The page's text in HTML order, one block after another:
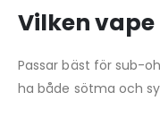
Vilken
Passar bäst för sub-
ha både sötma och